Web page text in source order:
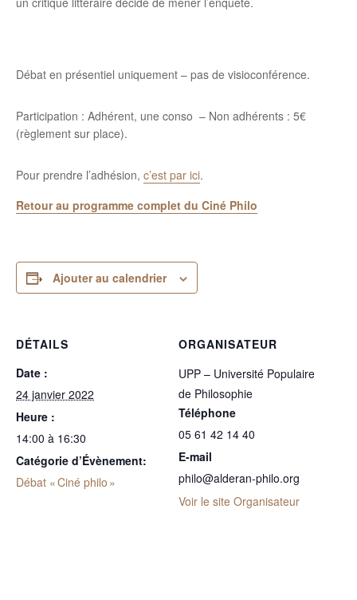
Débat en présentiel uniquement – pas de visioconférence.
Participation : Adhérent, une conso – Non adhérents : 5€
(règlement sur place).
Pour prendre l’adhésion, c’est par ici.
Retour au programme complet du Ciné Philo
Ajouter au calendrier
DÉTAILS
Date :
24 janvier 2022
Heure :
14:00 à 16:30
Catégorie d’Évènement:
Débat « Ciné philo »
ORGANISATEUR
UPP – Université Populaire
de Philosophie
Téléphone
05 61 42 14 40
E-mail
philo@alderan-philo.org
Voir le site Organisateur